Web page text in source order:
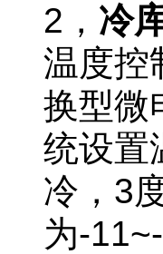
2 ， 冷
温度控
换型微
统设置
冷，3
为-